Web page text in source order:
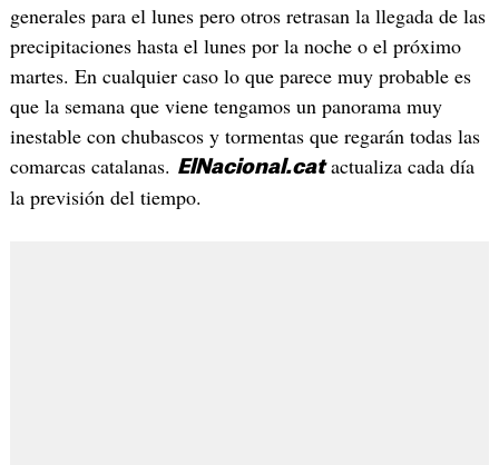
generales para el lunes pero otros retrasan la llegada de las
precipitaciones hasta el lunes por la noche o el próximo
martes. En cualquier caso lo que parece muy probable es
que la semana que viene tengamos un panorama muy
inestable con chubascos y tormentas que regarán todas las
comarcas catalanas. ElNacional.cat actualiza cada día
la previsión del tiempo.